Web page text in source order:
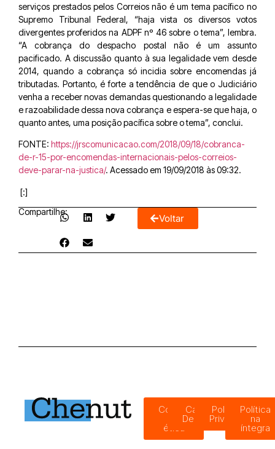
serviços prestados pelos Correios não é um tema pacífico no
Supremo Tribunal Federal, “haja vista os diversos votos
divergentes proferidos na ADPF nº 46 sobre o tema”, lembra.
“A cobrança do despacho postal não é um assunto
pacificado. A discussão quanto à sua legalidade vem desde
2014, quando a cobrança só incidia sobre encomendas já
tributadas. Portanto, é forte a tendência de que o Judiciário
venha a receber novas demandas questionando a legalidade
e razoabilidade dessa nova cobrança e espera-se que haja, o
quanto antes, uma posição pacífica sobre o tema”, conclui.
FONTE: https://jrscomunicacao.com/2018/09/18/cobranca-
de-r-15-por-encomendas-internacionais-pelos-correios-
deve-parar-na-justica/. Acessado em 19/09/2018 às 09:32.
[:]
Compartilhe:
Voltar
Código
ética
Canal de
Denúncias
Política de
Privacidade
Política
na
íntegra